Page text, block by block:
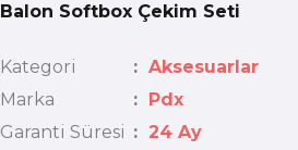
Balon Softbox Çekim Seti
Kategori
Aksesuarlar
Marka
Pdx
Garanti Süresi
24 Ay